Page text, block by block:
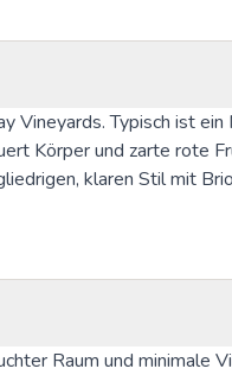
Typisch ist
Körper und zarte rote
klaren Stil mit
Raum und minimale